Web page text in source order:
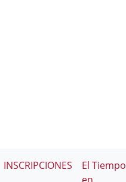
INSCRIPCIONES
El Tiempo